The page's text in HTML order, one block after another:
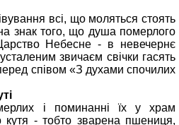
всі, що моляться стоять
знак того, що душа померлого
Небесне - в невечернє
звичаєм свічки гасять
співом «З духами спочилих
і поминанні їх у храм
кутя - тобто зварена пшениця,